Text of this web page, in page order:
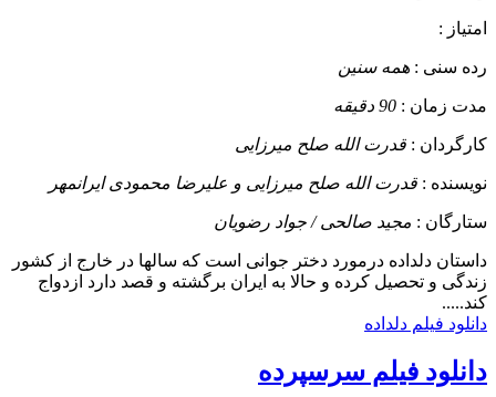
امتیاز :
رده سنی : همه سنین
مدت زمان : 90 دقیقه
کارگردان : قدرت الله صلح میرزایی
نویسنده : قدرت الله صلح میرزایی و علیرضا محمودی ایرانمهر
ستارگان : مجید صالحی / جواد رضویان
داستان دلداده درمورد دختر جوانی است که سالها در خارج از کشور
زندگی و تحصیل کرده و حالا به ایران برگشته و قصد دارد ازدواج
کند.....
دانلود فیلم دلداده
دانلود فیلم سرسپرده